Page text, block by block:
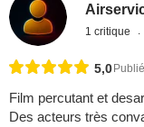
1 critique
5,0
Film percutant et
Des acteurs très